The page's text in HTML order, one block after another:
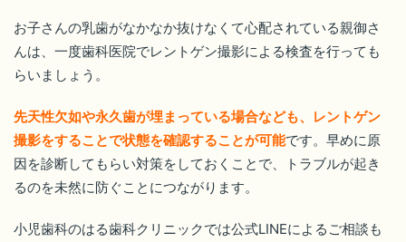
お子さんの乳歯がなかなか抜けなくて心配されている親御さ
んは、一度歯科医院でレントゲン撮影による検査を行っても
らいましょう。
先天性欠如や永久歯が埋まっている場合なども、レントゲン
撮影をすることで状態を確認することが可能です。早めに原
因を診断してもらい対策をしておくことで、トラブルが起き
るのを未然に防ぐことにつながります。
小児歯科のはる歯科クリニックでは公式LINEによるご相談も